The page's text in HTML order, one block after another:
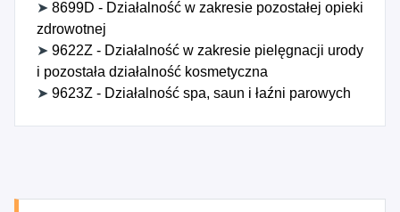
➤ 8699D - Działalność w zakresie pozostałej opieki
zdrowotnej
➤ 9622Z - Działalność w zakresie pielęgnacji urody
i pozostała działalność kosmetyczna
➤ 9623Z - Działalność spa, saun i łaźni parowych